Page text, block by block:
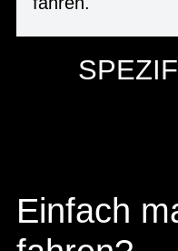
Einfach